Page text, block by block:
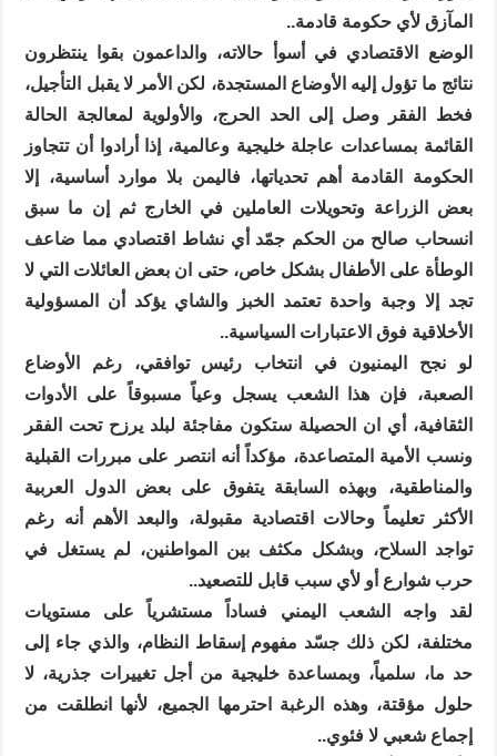
المآزق لأي حكومة قادمة..
الوضع الاقتصادي في أسوأ حالاته، والداعمون بقوا ينتظرون
نتائج ما تؤول إليه الأوضاع المستجدة، لكن الأمر لا يقبل التأجيل،
فخط الفقر وصل إلى الحد الحرج، والأولوية لمعالجة الحالة
القائمة بمساعدات عاجلة خليجية وعالمية، إذا أرادوا أن تتجاوز
الحكومة القادمة أهم تحدياتها، فاليمن بلا موارد أساسية، إلا
بعض الزراعة وتحويلات العاملين في الخارج ثم إن ما سبق
انسحاب صالح من الحكم جمّد أي نشاط اقتصادي مما ضاعف
الوطأة على الأطفال بشكل خاص، حتى ان بعض العائلات التي لا
تجد إلا وجبة واحدة تعتمد الخبز والشاي يؤكد أن المسؤولية
الأخلاقية فوق الاعتبارات السياسية..
لو نجح اليمنيون في انتخاب رئيس توافقي، رغم الأوضاع
الصعبة، فإن هذا الشعب يسجل وعياً مسبوقاً على الأدوات
الثقافية، أي ان الحصيلة ستكون مفاجئة لبلد يرزح تحت الفقر
ونسب الأمية المتصاعدة، مؤكداً أنه انتصر على مبررات القبلية
والمناطقية، وبهذه السابقة يتفوق على بعض الدول العربية
الأكثر تعليماً وحالات اقتصادية مقبولة، والبعد الأهم أنه رغم
تواجد السلاح، وبشكل مكثف بين المواطنين، لم يستغل في
حرب شوارع أو لأي سبب قابل للتصعيد..
لقد واجه الشعب اليمني فساداً مستشرياً على مستويات
مختلفة، لكن ذلك جسّد مفهوم إسقاط النظام، والذي جاء إلى
حد ما، سلمياً، وبمساعدة خليجية من أجل تغييرات جذرية، لا
حلول مؤقتة، وهذه الرغبة احترمها الجميع، لأنها انطلقت من
إجماع شعبي لا فئوي..